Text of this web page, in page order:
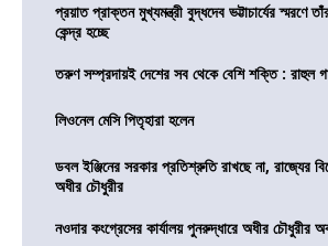
প্রয়াত প্রাক্তন মুখ্যমন্ত্রী বুদ্ধদেব ভট্টাচার্যের স্মরণে
কেন্দ্র হচ্ছে
তরুণ সম্প্রদায়ই দেশের সব থেকে বেশি শক্তি : রাহুল
লিওনেল মেসি পিতৃহারা হলেন
ডবল ইঞ্জিনের সরকার প্রতিশ্রুতি রাখছে না, রাজ্যের
অধীর চৌধুরীর
নওদার কংগ্রেসের কার্যালয় পুনরুদ্ধারে অধীর চৌধুরীর